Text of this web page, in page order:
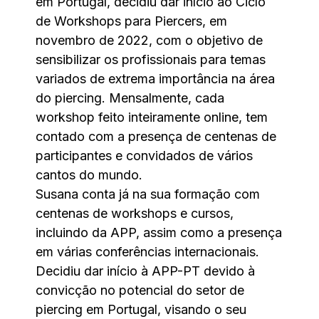
de Workshops para Piercers, em
novembro de 2022, com o objetivo de
sensibilizar os profissionais para temas
variados de extrema importância na área
do piercing. Mensalmente, cada
workshop feito inteiramente online, tem
contado com a presença de centenas de
participantes e convidados de vários
cantos do mundo.
Susana conta já na sua formação com
centenas de workshops e cursos,
incluindo da APP, assim como a presença
em várias conferências internacionais.
Decidiu dar início à APP-PT devido à
convicção no potencial do setor de
piercing em Portugal, visando o seu